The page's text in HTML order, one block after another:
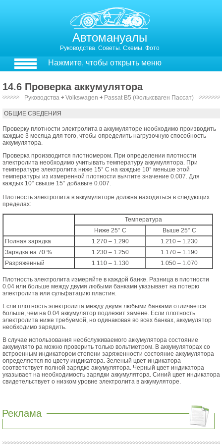
Автомануалы
Руководства. Советы. Схемы. Фото
Нажмите, чтобы открыть меню
14.6 Проверка аккумулятора
Руководства ￫ Volkswagen ￫ Passat B5 (Фольксваген Пассат)
ОБЩИЕ СВЕДЕНИЯ
Проверку плотности электролита в аккумуляторе необходимо производить
каждые 3 месяца для того, чтобы определить нагрузочную способность
аккумулятора.
Проверка производится плотномером. При определении плотности
электролита необходимо учитывать температуру аккумулятора. При
температуре электролита ниже 15° С на каждые 10° меньше этой
температуры из измеренной плотности вычтите значение 0.007. Для
каждых 10° свыше 15° добавьте 0.007.
Плотность электролита в аккумуляторе должна находиться в следующих
пределах:
Температура
Ниже 25° С
Выше 25° С
Полная зарядка
1.270 – 1.290
1.210 – 1.230
Зарядка на 70 %
1.230 – 1.250
1.170 – 1.190
Разряженный
1.110 – 1.130 1.050 – 1.070
Плотность электролита измеряйте в каждой банке. Разница в плотности
0.04 или больше между двумя любыми банками указывает на потерю
электролита или сульфатацию пластин.
Если плотность электролита между двумя любыми банками отличается
больше, чем на 0.04 аккумулятор подлежит замене. Если плотность
электролита ниже требуемой, но одинаковая во всех банках, аккумулятор
необходимо зарядить.
В случае использования необслуживаемого аккумулятора состояние
аккумулято ра можно проверить только вольтметром. В аккумуляторах со
встроенным индикатором степени заряженности состояние аккумулятора
определяется по цвету индикатора. Зеленый цвет индикатора
соответствует полной зарядке аккумулятора. Черный цвет индикатора
указывает на необходимость зарядки аккумулятора. Синий цвет индикатора
свидетельствует о низком уровне электролита в аккумуляторе.
Реклама